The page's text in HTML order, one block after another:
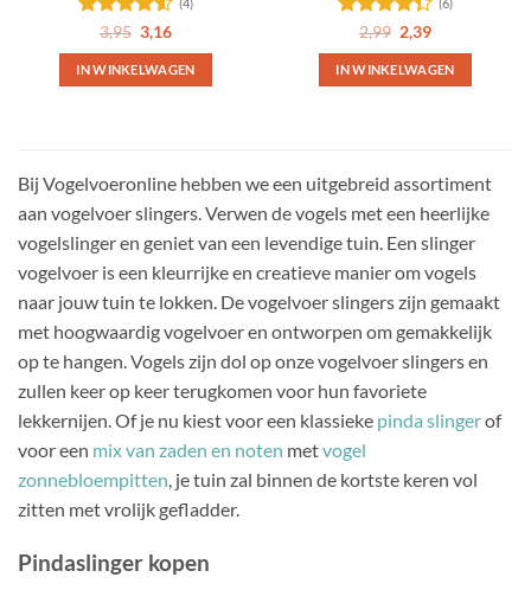
Gewaardeerd
4.5uit 5
3,95 Oorspronkelijke
prijs
was:
3,95.
3,16Huidige
is:
3,16.
IN WINKELWAGEN
Gewaardeerd
4.33uit 5
2,99 Oorspronkelijke
prijs
was:
2,99.
2,39Huidige
is:
2,39.
IN WINKELWAGEN
Bij Vogelvoeronline hebben we een uitgebreid assortiment
aan vogelvoer slingers. Verwen de vogels met een heerlijke
vogelslinger en geniet van een levendige tuin. Een slinger
vogelvoer is een kleurrijke en creatieve manier om vogels
naar jouw tuin te lokken. De vogelvoer slingers zijn gemaakt
met hoogwaardig vogelvoer en ontworpen om gemakkelijk
op te hangen. Vogels zijn dol op onze vogelvoer slingers en
zullen keer op keer terugkomen voor hun favoriete
lekkernijen. Of je nu kiest voor een klassieke pinda slingerof
voor een mix van zaden en noten metvogel
zonnebloempitten, je tuin zal binnen de kortste keren vol
zitten met vrolijk gefladder.
Pindaslinger kopen